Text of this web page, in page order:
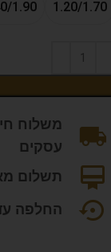
1.20/1.70
1.90
עסקים
תשלום
החלפה עד 14 ימי